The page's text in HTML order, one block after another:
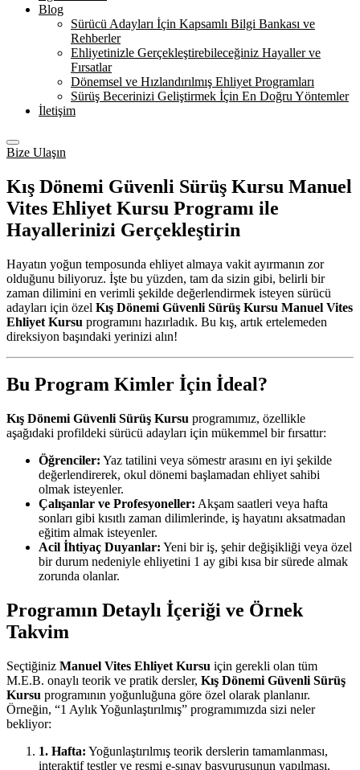
Blog
Sürücü Adayları İçin Kapsamlı Bilgi Bankası ve
Rehberler
Ehliyetinizle Gerçekleştirebileceğiniz Hayaller ve
Fırsatlar
Dönemsel ve Hızlandırılmış Ehliyet Programları
Sürüş Becerinizi Geliştirmek İçin En Doğru Yöntemler
İletişim
Bize Ulaşın
Kış Dönemi Güvenli Sürüş Kursu Manuel
Vites Ehliyet Kursu Programı ile
Hayallerinizi Gerçekleştirin
Hayatın yoğun temposunda ehliyet almaya vakit ayırmanın zor
olduğunu biliyoruz. İşte bu yüzden, tam da sizin gibi, belirli bir
zaman dilimini en verimli şekilde değerlendirmek isteyen sürücü
adayları için özel Kış Dönemi Güvenli Sürüş Kursu Manuel Vites
Ehliyet Kursu programını hazırladık. Bu kış, artık ertelemeden
direksiyon başındaki yerinizi alın!
Bu Program Kimler İçin İdeal?
Kış Dönemi Güvenli Sürüş Kursu programımız, özellikle
aşağıdaki profildeki sürücü adayları için mükemmel bir fırsattır:
Öğrenciler: Yaz tatilini veya sömestr arasını en iyi şekilde
değerlendirerek, okul dönemi başlamadan ehliyet sahibi
olmak isteyenler.
Çalışanlar ve Profesyoneller: Akşam saatleri veya hafta
sonları gibi kısıtlı zaman dilimlerinde, iş hayatını aksatmadan
eğitim almak isteyenler.
Acil İhtiyaç Duyanlar: Yeni bir iş, şehir değişikliği veya özel
bir durum nedeniyle ehliyetini 1 ay gibi kısa bir sürede almak
zorunda olanlar.
Programın Detaylı İçeriği ve Örnek
Takvim
Seçtiğiniz Manuel Vites Ehliyet Kursu için gerekli olan tüm
M.E.B. onaylı teorik ve pratik dersler, Kış Dönemi Güvenli Sürüş
Kursu programının yoğunluğuna göre özel olarak planlanır.
Örneğin, “1 Aylık Yoğunlaştırılmış” programımızda sizi neler
bekliyor:
1. Hafta: Yoğunlaştırılmış teorik derslerin tamamlanması,
interaktif testler ve resmi e-sınav başvurusunun yapılması.